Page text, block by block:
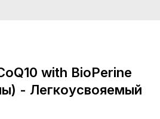
with BioPerine
- Легкоусвояемый